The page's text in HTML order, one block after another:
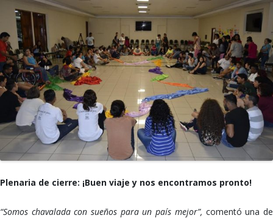
Plenaria de cierre: ¡Buen viaje y nos encontramos pronto!
“Somos chavalada con sueños para un país mejor”, comentó una de